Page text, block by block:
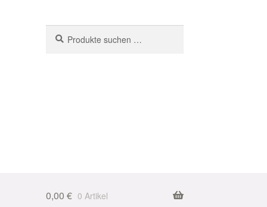
nach:
0,00 € 0 Artikel